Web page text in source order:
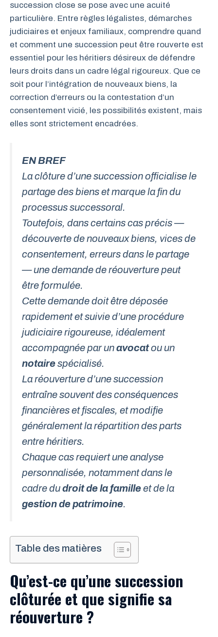
succession close se pose avec une acuité
particulière. Entre règles légalistes, démarches
judiciaires et enjeux familiaux, comprendre quand
et comment une succession peut être rouverte est
essentiel pour les héritiers désireux de défendre
leurs droits dans un cadre légal rigoureux. Que ce
soit pour l’intégration de nouveaux biens, la
correction d’erreurs ou la contestation d’un
consentement vicié, les possibilités existent, mais
elles sont strictement encadrées.
EN BREF
La clôture d’une succession officialise le
partage des biens et marque la fin du
processus successoral.
Toutefois, dans certains cas précis —
découverte de nouveaux biens, vices de
consentement, erreurs dans le partage
— une demande de réouverture peut
être formulée.
Cette demande doit être déposée
rapidement et suivie d’une procédure
judiciaire rigoureuse, idéalement
accompagnée par unavocatou un
notairespécialisé.
La réouverture d’une succession
entraîne souvent des conséquences
financières et fiscales, et modifie
généralement la répartition des parts
entre héritiers.
Chaque cas requiert une analyse
personnalisée, notamment dans le
cadre dudroit de la familleet de la
gestion de patrimoine.
Table des matières
Qu’est-ce qu’une succession
clôturée et que signifie sa
réouverture ?